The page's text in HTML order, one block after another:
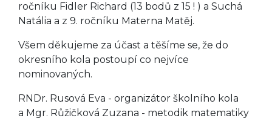
ročníku Fidler Richard (13 bodů z 15 ! ) a Suchá
Natália a z 9. ročníku Materna Matěj.
Všem děkujeme za účast a těšíme se, že do
okresního kola postoupí co nejvíce
nominovaných.
RNDr. Rusová Eva - organizátor školního kola
a Mgr. Růžičková Zuzana - metodik matematiky